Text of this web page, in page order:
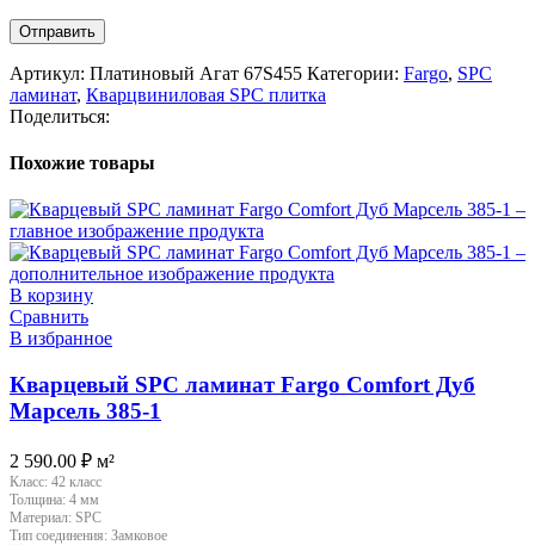
Артикул: Платиновый Агат 67S455 Категории: Fargo, SPC
ламинат, Кварцвиниловая SPC плитка
Поделиться:
Похожие товары
В корзину
Сравнить
В избранное
Кварцевый SPC ламинат Fargo Comfort Дуб
Марсель 385-1
2 590.00 ₽ м²
Класс: 42 класс
Толщина: 4 мм
Материал: SPC
Тип соединения: Замковое